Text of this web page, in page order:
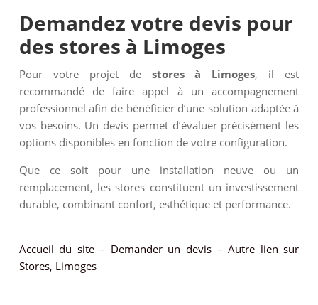
Demandez votre devis pour
des stores à Limoges
Pour votre projet de stores à Limoges, il est
recommandé de faire appel à un accompagnement
professionnel afin de bénéficier d’une solution adaptée à
vos besoins. Un devis permet d’évaluer précisément les
options disponibles en fonction de votre configuration.
Que ce soit pour une installation neuve ou un
remplacement, les stores constituent un investissement
durable, combinant confort, esthétique et performance.
Accueil du site– Demander un devis –Autre lien sur
Stores, Limoges